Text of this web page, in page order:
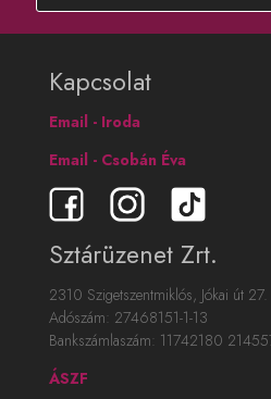
Kapcsolat
Email - Iroda
Email - Csobán Éva
Sztárüzenet Zrt.
2310 Szigetszentmiklós, Jókai út
Adószám: 27468151-1-13
Bankszámlaszám: 11742180
ÁSZF